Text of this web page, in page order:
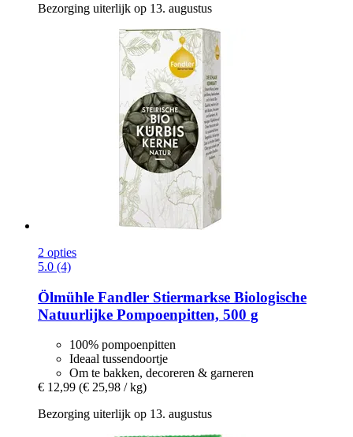
Bezorging uiterlijk op 13. augustus
2 opties
5.0 (4)
Ölmühle Fandler Stiermarkse Biologische
Natuurlijke Pompoenpitten, 500 g
100% pompoenpitten
Ideaal tussendoortje
Om te bakken, decoreren & garneren
€ 12,99 (€ 25,98 / kg)
Bezorging uiterlijk op 13. augustus